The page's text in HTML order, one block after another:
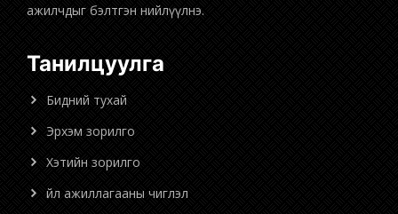
ажилчдыг бэлтгэн нийлүүлнэ.
Танилцуулга
Бидний тухай
Эрхэм зорилго
Хэтийн зорилго
Үйл ажиллагааны чиглэл